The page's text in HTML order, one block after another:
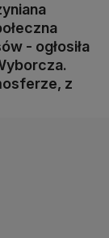
- ogłosiła
z